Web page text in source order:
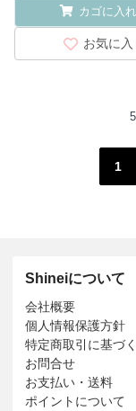
カゴに入
お気に入
1
Shineiについて
会社概要
個人情報保護方針
特定商取引に基づ
お問合せ
お支払い・送料
ポイントについて